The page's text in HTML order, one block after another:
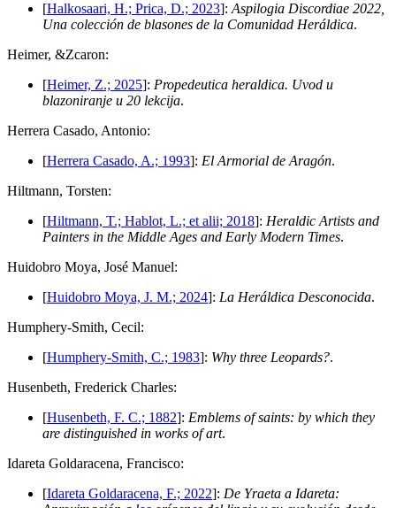
[Halkosaari, H.; Prica, D.; 2023]: Aspilogia Discordiae 2022,
Una colección de blasones de la Comunidad Heráldica.
Heimer, &Zcaron:
[Heimer, Z.; 2025]: Propedeutica heraldica. Uvod u
blazoniranje u 20 lekcija.
Herrera Casado, Antonio:
[Herrera Casado, A.; 1993]: El Armorial de Aragón.
Hiltmann, Torsten:
[Hiltmann, T.; Hablot, L.; et alii; 2018]: Heraldic Artists and
Painters in the Middle Ages and Early Modern Times.
Huidobro Moya, José Manuel:
[Huidobro Moya, J. M.; 2024]: La Heráldica Desconocida.
Humphery-Smith, Cecil:
[Humphery-Smith, C.; 1983]: Why three Leopards?.
Husenbeth, Frederick Charles:
[Husenbeth, F. C.; 1882]: Emblems of saints: by which they
are distinguished in works of art.
Idareta Goldaracena, Francisco:
[Idareta Goldaracena, F.; 2022]: De Yraeta a Idareta: